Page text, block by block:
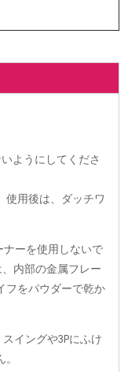
ようにしてくださ
使用後は、ダッチワ
ナーを使用しないで
内部の金属フレー
フをパウダーで乾か
イングや3Pにふけ